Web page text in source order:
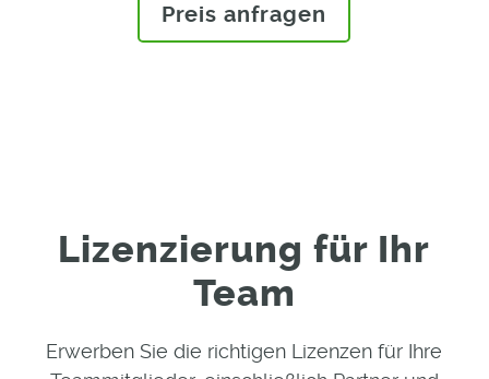
Preis anfragen
Lizenzierung für Ihr
Team
Erwerben Sie die richtigen Lizenzen für Ihre